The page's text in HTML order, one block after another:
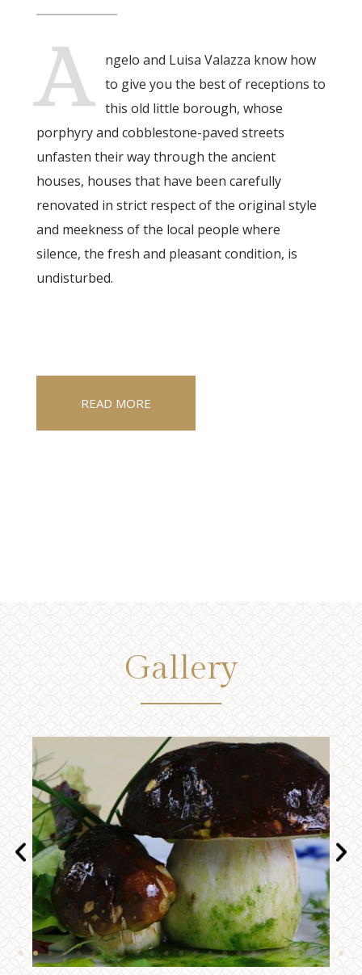
A
ngelo and Luisa Valazza know how
to give you the best of receptions to
this old little borough, whose
porphyry and cobblestone-paved streets
unfasten their way through the ancient
houses, houses that have been carefully
renovated in strict respect of the original style
and meekness of the local people where
silence, the fresh and pleasant condition, is
undisturbed.
READ MORE
Gallery